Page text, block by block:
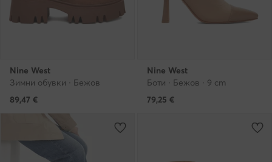
Nine West
Зимни обувки · Бежов
89,47 €
Nine West
Боти · Бежов · 9 cm
79,25 €